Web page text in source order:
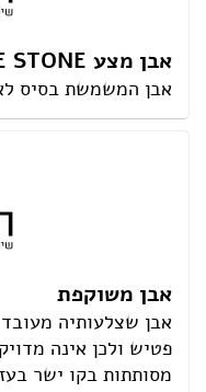
אבן מצע BASE STONE
אבן המשמשת בסיס
אבן משוקפת
אבן שצלעותיה
פטיש ולכן אינה
מסותתות בקו ישר